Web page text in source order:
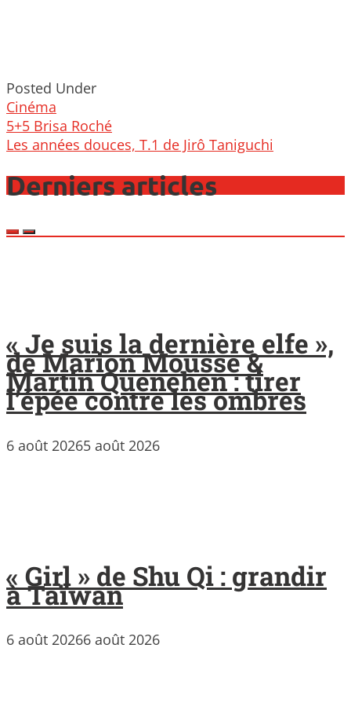
Posted Under
Cinéma
Post
navigation
5+5 Brisa Roché
Les années douces, T.1 de Jirô Taniguchi
Derniers articles
« Je suis la dernière elfe »,
de Marion Mousse &
Martin Quenehen : tirer
l’épée contre les ombres
6 août 20265 août 2026
« Girl » de Shu Qi : grandir
à Taïwan
6 août 20266 août 2026